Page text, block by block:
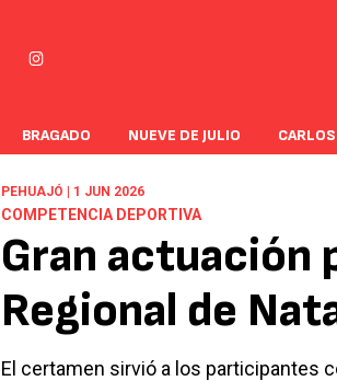
BRAGADO NUEVE DE JULIO
PEHUAJÓ | 1 JUN 2026
COMPETENCIA DEPORTIVA
Gran actuación
Regional de
El certamen sirvió a los participantes